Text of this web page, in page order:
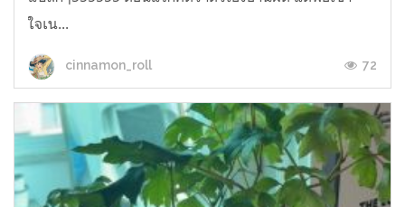
ใจเน...
cinnamon_roll 72